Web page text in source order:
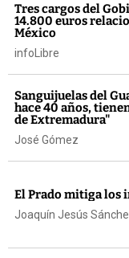
Tres cargos del
14.800 euros
México
infoLibre
Sanguijuelas del
hace 40 años,
de Extremadura"
José Gómez
El Prado mitiga los
Joaquín Jesús